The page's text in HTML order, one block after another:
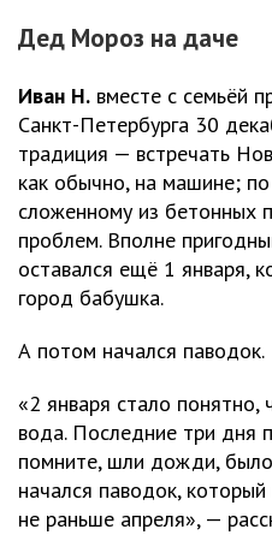
Дед Мороз на даче
Иван Н. вместе с семьёй
Санкт-Петербурга 30
традиция — встречать
как обычно, на машине;
сложенному из бетонных
проблем. Вполне
оставался ещё 1 января,
город бабушка.
А потом начался паводок.
«2 января стало понятно,
вода. Последние три дня
помните, шли дожди,
начался паводок,
не раньше апреля», —